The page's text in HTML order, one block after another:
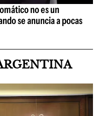
no es un
se anuncia a pocas